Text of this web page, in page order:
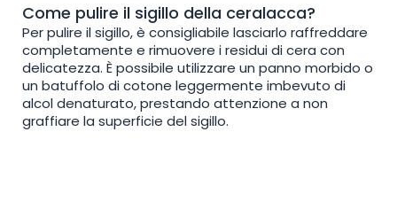
Come pulire il sigillo della ceralacca?
Per pulire il sigillo, è consigliabile lasciarlo raffreddare
completamente e rimuovere i residui di cera con
delicatezza. È possibile utilizzare un panno morbido o
un batuffolo di cotone leggermente imbevuto di
alcol denaturato, prestando attenzione a non
graffiare la superficie del sigillo.